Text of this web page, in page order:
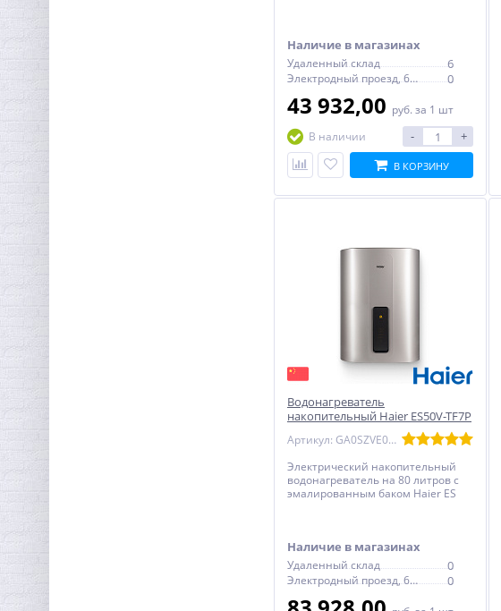
Наличие в магазинах
Удаленный склад 6
Электродный проезд, 6с1 0
43 932,00 руб. за 1 шт
В наличии
- +
В КОРЗИНУ
Водонагреватель
накопительный Haier ES50V-TF7P
Артикул: GA0SZVE0CRU
Электрический накопительный
водонагреватель на 80 литров с
эмалированным баком Haier ES
Наличие в магазинах
Удаленный склад 0
Электродный проезд, 6с1 0